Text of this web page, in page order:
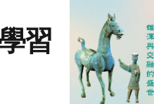
習